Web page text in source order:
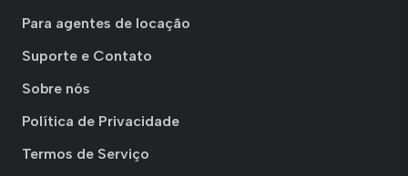
Para agentes de locação
Suporte e Contato
Sobre nós
Política de Privacidade
Termos de Serviço